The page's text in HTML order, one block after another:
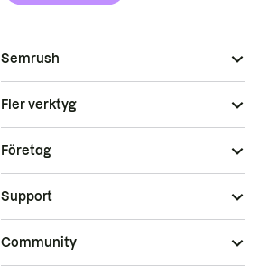
Semrush
Fler verktyg
Företag
Support
Community